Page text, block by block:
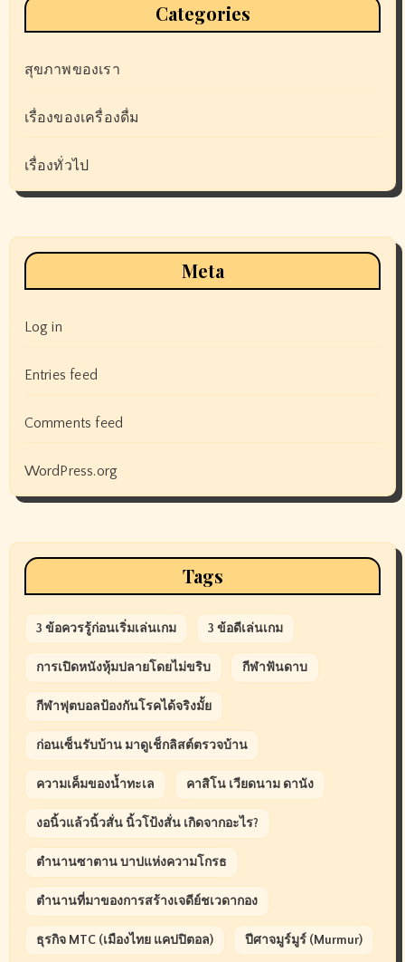
Categories
สุขภาพของเรา
เรื่องของเครื่องดื่ม
เรื่องทั่วไป
Meta
Log in
Entries feed
Comments feed
WordPress.org
Tags
3 ข้อควรรู้ก่อนเริ่มเล่นเกม 3 ข้อดีเล่นเกม
การเปิดหนังหุ้มปลายโดยไม่ขริบ กีฬาฟันดาบ
กีฬาฟุตบอลป้องกันโรคได้จริงมั้ย
ก่อนเซ็นรับบ้าน มาดูเช็กลิสต์ตรวจบ้าน
ความเค็มของน้ำทะเล คาสิโน เวียดนาม ดานัง
งอนิ้วแล้วนิ้วสั่น นิ้วโป้งสั่น เกิดจากอะไร?
ตำนานซาตาน บาปแห่งความโกรธ
ตำนานที่มาของการสร้างเจดีย์ชเวดากอง
ธุรกิจ MTC (เมืองไทย แคปปิตอล) ปีศาจมูร์มูร์ (Murmur)